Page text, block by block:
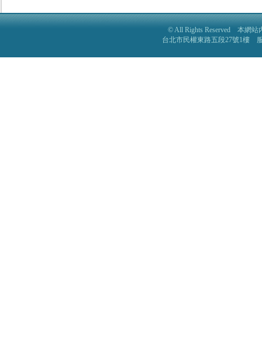
© All Rights Reserved 本網站
台北市民權東路五段27號1樓